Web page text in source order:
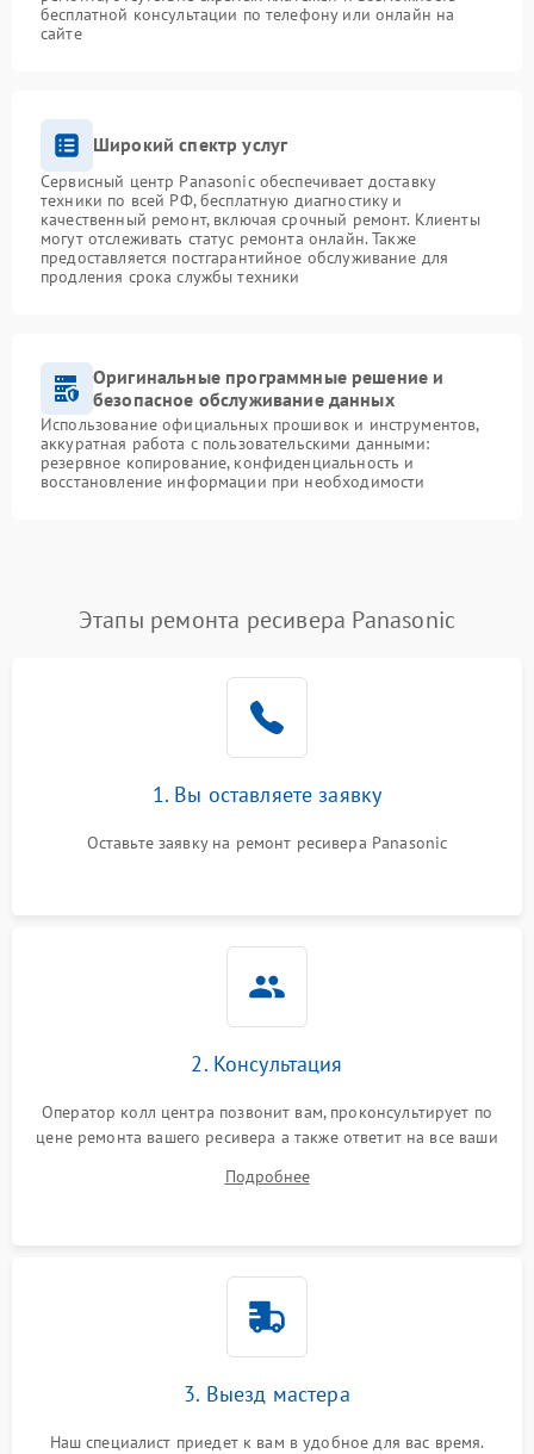
бесплатной консультации по телефону или онлайн на
сайте
Широкий спектр услуг
Сервисный центр Panasonic обеспечивает доставку
техники по всей РФ, бесплатную диагностику и
качественный ремонт, включая срочный ремонт. Клиенты
могут отслеживать статус ремонта онлайн. Также
предоставляется постгарантийное обслуживание для
продления срока службы техники
Оригинальные программные решение и
безопасное обслуживание данных
Использование официальных прошивок и инструментов,
аккуратная работа с пользовательскими данными:
резервное копирование, конфиденциальность и
восстановление информации при необходимости
Этапы ремонта ресивера Panasonic
1. Вы оставляете заявку
Оставьте заявку на ремонт ресивера Panasonic
2. Консультация
Оператор колл центра позвонит вам, проконсультирует по
цене ремонта вашего ресивера а также ответит на все ваши
Подробнее
3. Выезд мастера
Наш специалист приедет к вам в удобное для вас время.